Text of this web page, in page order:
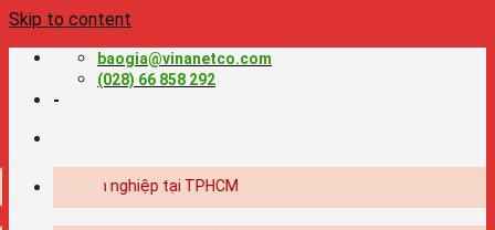
Skip to content
baogia@vinanetco.com
(028) 66 858 292
-
chuyên nghiệp tại TPHCM